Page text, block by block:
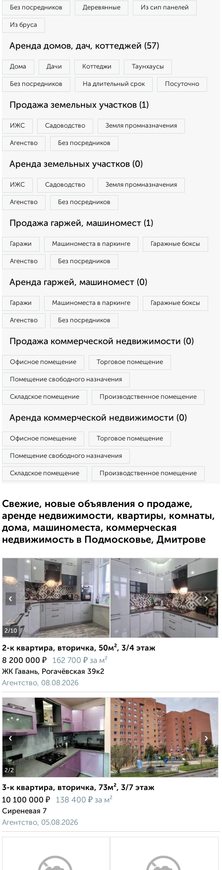
Без посредников Деревянные Из сип панелей
Из бруса
Аренда домов, дач, коттеджей (57)
Дома Дачи Коттеджи Таунхаусы
Без посредников На длительный срок Посуточно
Продажа земельных участков (1)
ИЖС Садоводство Земля промназначения
Агенство Без посредников
Аренда земельных участков (0)
ИЖС Садоводство Земля промназначения
Агенство Без посредников
Продажа гаржей, машиномест (1)
Гаражи Машиноместа в паркинге Гаражные боксы
Агенство Без посредников
Аренда гаржей, машиномест (0)
Гаражи Машиноместа в паркинге Гаражные боксы
Агенство Без посредников
Продажа коммерческой недвижимости (0)
Офисное помещение Торговое помещение
Помещение свободного назначения
Складское помещение Производственное помещение
Аренда коммерческой недвижимости (0)
Офисное помещение Торговое помещение
Помещение свободного назначения
Складское помещение Производственное помещение
Свежие, новые объявления о продаже,
аренде недвижимости, квартиры, комнаты,
дома, машиноместа, коммерческая
недвижимость в Подмосковье, Дмитрове
2/10
‹ ›
2-к квартира, вторичка, 50м², 3/4 этаж
8 200 000 ₽ 162 700 ₽ за м²
ЖК Гавань, Рогачёвская 39к2
Агентство, 08.08.2026
2/2
‹ ›
3-к квартира, вторичка, 73м², 3/7 этаж
10 100 000 ₽ 138 400 ₽ за м²
Сиреневая 7
Агентство, 05.08.2026